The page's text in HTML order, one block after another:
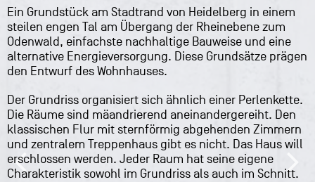
Ein Grundstück am Stadtrand von Heidelberg in einem
steilen engen Tal am Übergang der Rheinebene zum
Odenwald, einfachste nachhaltige Bauweise und eine
alternative Energieversorgung. Diese Grundsätze prägen
den Entwurf des Wohnhauses.
Der Grundriss organisiert sich ähnlich einer Perlenkette.
Die Räume sind mäandrierend aneinandergereiht. Den
klassischen Flur mit sternförmig abgehenden Zimmern
und zentralem Treppenhaus gibt es nicht. Das Haus will
erschlossen werden. Jeder Raum hat seine eigene
Charakteristik sowohl im Grundriss als auch im Schnitt.